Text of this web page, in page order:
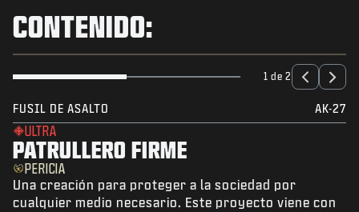
INICIAR SESIÓN|REGISTRARSE
CONTENIDO:
1 de 2
FUSIL DE ASALTO AK-27
ULTRA
PATRULLERO FIRME
PERICIA
Una creación para proteger a la sociedad por
cualquier medio necesario. Este proyecto viene con